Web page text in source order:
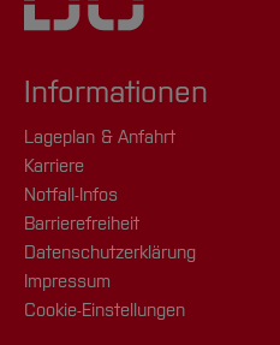
Informationen
Lageplan & Anfahrt
Karriere
Notfall-Infos
Barrierefreiheit
Datenschutzerklärung
Impressum
Cookie-Einstellungen